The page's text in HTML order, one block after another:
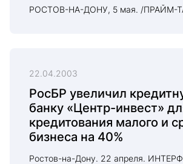
РОСТОВ-НА-ДОНУ, 5 мая. /ПРАЙМ-
22.04.2003
РосБР увеличил
банку «Центр-инвест»
кредитования малого и
бизнеса на 40%
Ростов-на-Дону. 22 апреля.